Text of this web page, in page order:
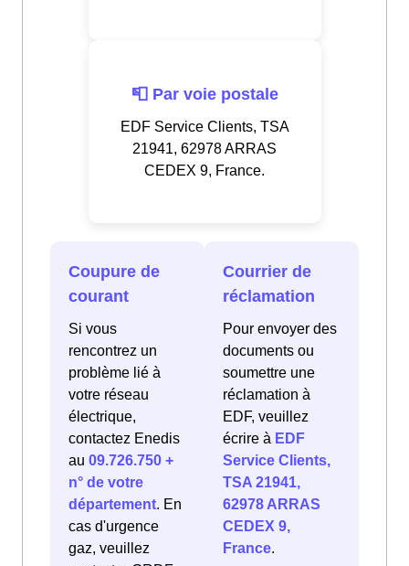
📮 Par voie postale
EDF Service Clients, TSA
21941, 62978 ARRAS
CEDEX 9, France.
Coupure de
courant
Si vous
rencontrez un
problème lié à
votre réseau
électrique,
contactez Enedis
au 09.726.750 +
n° de votre
département. En
cas d'urgence
gaz, veuillez
Courrier de
réclamation
Pour envoyer des
documents ou
soumettre une
réclamation à
EDF, veuillez
écrire à EDF
Service Clients,
TSA 21941,
62978 ARRAS
CEDEX 9,
France.